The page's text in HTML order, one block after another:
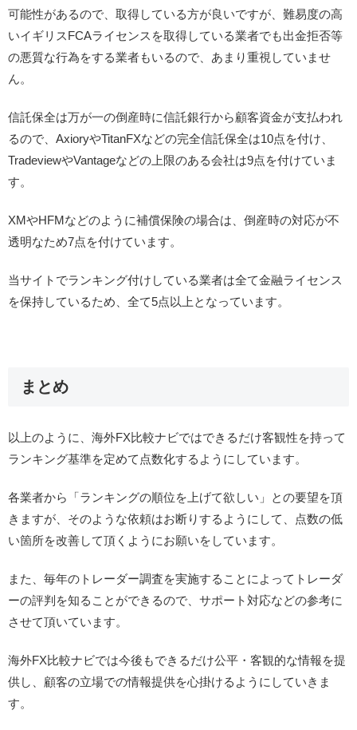
可能性があるので、取得している方が良いですが、難易度の高
いイギリスFCAライセンスを取得している業者でも出金拒否等
の悪質な行為をする業者もいるので、あまり重視していませ
ん。
信託保全は万が一の倒産時に信託銀行から顧客資金が支払われ
るので、AxioryやTitanFXなどの完全信託保全は10点を付け、
TradeviewやVantageなどの上限のある会社は9点を付けていま
す。
XMやHFMなどのように補償保険の場合は、倒産時の対応が不
透明なため7点を付けています。
当サイトでランキング付けしている業者は全て金融ライセンス
を保持しているため、全て5点以上となっています。
まとめ
以上のように、海外FX比較ナビではできるだけ客観性を持って
ランキング基準を定めて点数化するようにしています。
各業者から「ランキングの順位を上げて欲しい」との要望を頂
きますが、そのような依頼はお断りするようにして、点数の低
い箇所を改善して頂くようにお願いをしています。
また、毎年のトレーダー調査を実施することによってトレーダ
ーの評判を知ることができるので、サポート対応などの参考に
させて頂いています。
海外FX比較ナビでは今後もできるだけ公平・客観的な情報を提
供し、顧客の立場での情報提供を心掛けるようにしていきま
す。